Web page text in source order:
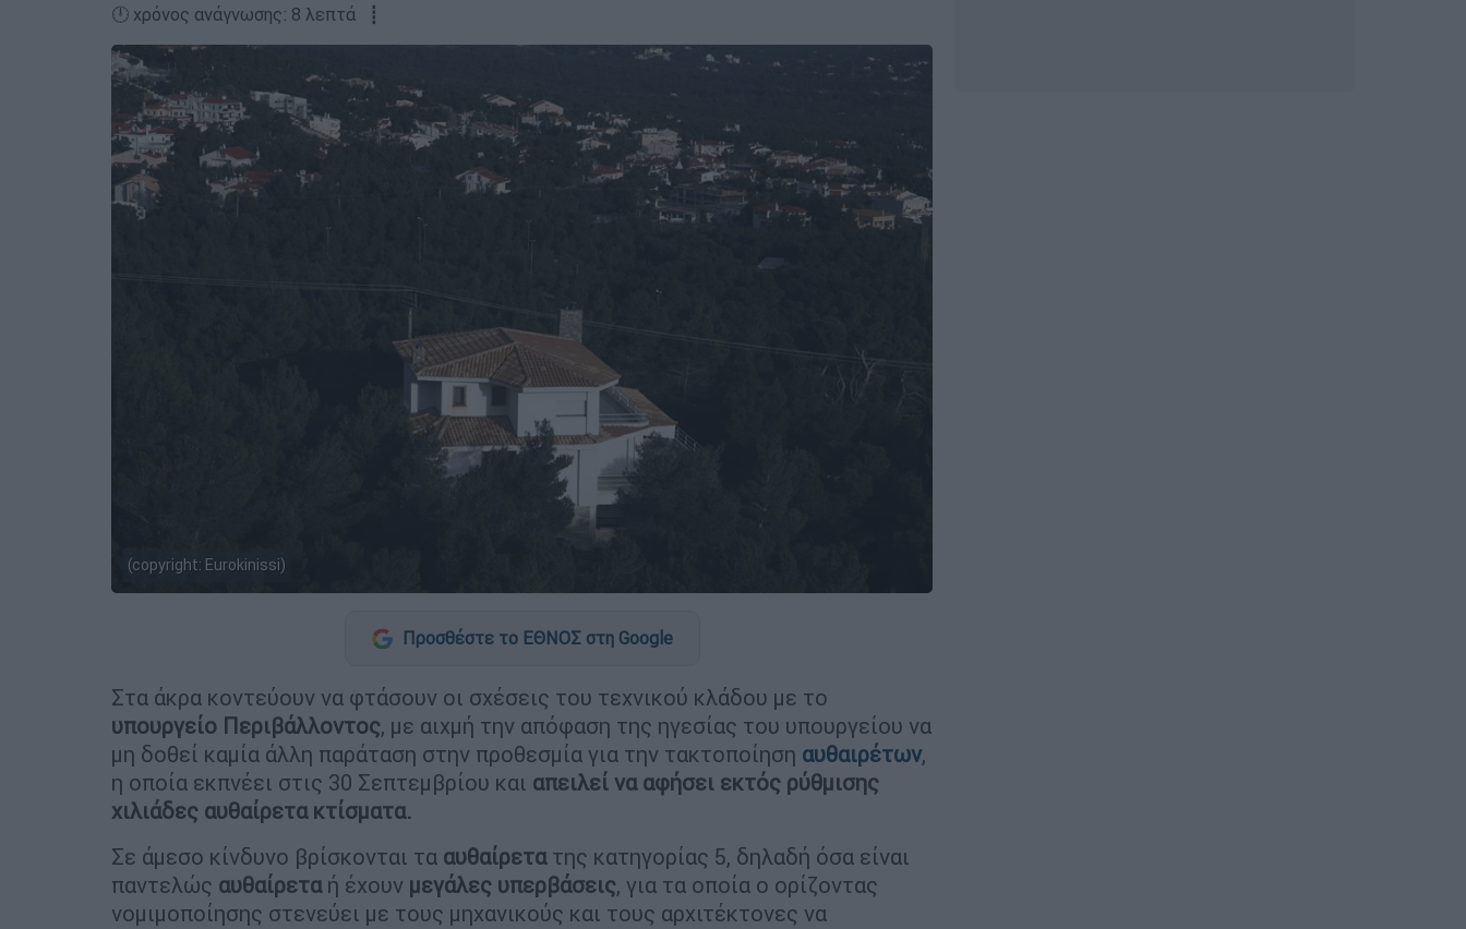
🕛 χρόνος ανάγνωσης: 8 λεπτά ┋
(copyright: Eurokinissi)
Προσθέστε το ΕΘΝΟΣ στη Google
Στα άκρα κοντεύουν να φτάσουν οι σχέσεις του τεχνικού κλάδου με το
υπουργείο Περιβάλλοντος, με αιχμή την απόφαση της ηγεσίας του υπουργείου να
μη δοθεί καμία άλλη παράταση στην προθεσμία για την τακτοποίηση αυθαιρέτων,
η οποία εκπνέει στις 30 Σεπτεμβρίου και απειλεί να αφήσει εκτός ρύθμισης
χιλιάδες αυθαίρετα κτίσματα.
Σε άμεσο κίνδυνο βρίσκονται τα αυθαίρετατης κατηγορίας 5, δηλαδή όσα είναι
παντελώς αυθαίρεταή έχουν μεγάλες υπερβάσεις, για τα οποία ο ορίζοντας
νομιμοποίησης στενεύει με τους μηχανικούς και τους αρχιτέκτονες να